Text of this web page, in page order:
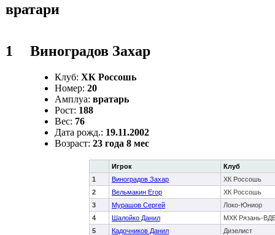
вратари
1 Виноградов Захар
Клуб: ХК Россошь
Номер: 20
Амплуа: вратарь
Рост: 188
Вес: 76
Дата рожд.: 19.11.2002
Возраст: 23 года 8 мес
Игрок
Клуб
1
Виноградов Захар
ХК Россошь
2
Вельмакин Егор
ХК Россошь
3
Мурашов Сергей
Локо-Юниор
4
Шалойко Данил
МХК Рязань-
5
Кадочников Данил
Дизелист